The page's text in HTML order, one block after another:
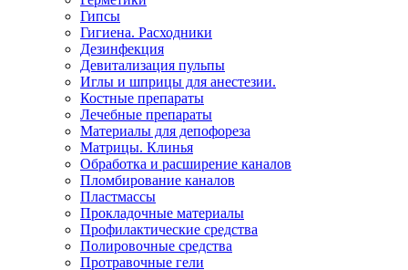
Гипсы
Гигиена. Расходники
Дезинфекция
Девитализация пульпы
Иглы и шприцы для анестезии.
Костные препараты
Лечебные препараты
Материалы для депофореза
Матрицы. Клинья
Обработка и расширение каналов
Пломбирование каналов
Пластмассы
Прокладочные материалы
Профилактические средства
Полировочные средства
Протравочные гели